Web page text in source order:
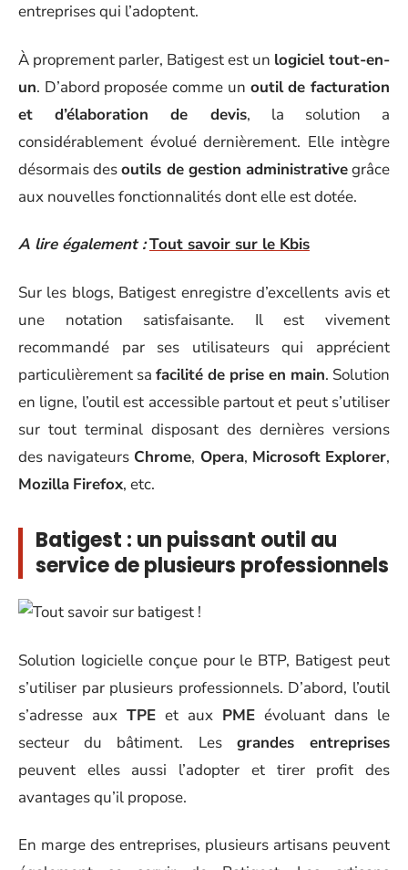
entreprises qui l’adoptent.
À proprement parler, Batigest est un logiciel tout-en-
un. D’abord proposée comme un outil de facturation
et d’élaboration de devis, la solution a
considérablement évolué dernièrement. Elle intègre
désormais desoutils de gestion administrativegrâce
aux nouvelles fonctionnalités dont elle est dotée.
A lire également :Tout savoir sur le Kbis
Sur les blogs, Batigest enregistre d’excellents avis et
une notation satisfaisante. Il est vivement
recommandé par ses utilisateurs qui apprécient
particulièrement sa facilité de prise en main. Solution
en ligne, l’outil est accessible partout et peut s’utiliser
sur tout terminal disposant des dernières versions
des navigateurs Chrome, Opera, Microsoft Explorer,
Mozilla Firefox, etc.
Batigest : un puissant outil au
service de plusieurs professionnels
Solution logicielle conçue pour le BTP, Batigest peut
s’utiliser par plusieurs professionnels. D’abord, l’outil
s’adresse aux TPE et aux PME évoluant dans le
secteur du bâtiment. Les grandes entreprises
peuvent elles aussi l’adopter et tirer profit des
avantages qu’il propose.
En marge des entreprises, plusieurs artisans peuvent